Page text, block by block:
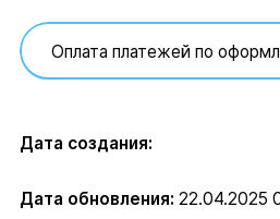
Оплата платежей по
Дата создания:
Дата обновления: 22.04.2025